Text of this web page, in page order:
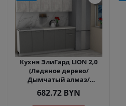
Кухня ЭлиГард LION 2,0
(Ледяное дерево/
Дымчатый алмаз/
Королевский опал)
682.72 BYN